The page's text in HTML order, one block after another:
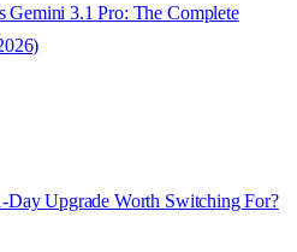
Gemini 3.1 Pro: The Complete
Day Upgrade Worth Switching For?